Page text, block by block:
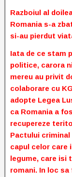
Razboiul al
Romania s-a
si-au pierdut
Iata de ce stam
politice, carora
mereu au privit
colaborare cu
adopte Legea
ca Romania a
recupereze
Pactului criminal
capul celor
legume, care isi
romani. In loc